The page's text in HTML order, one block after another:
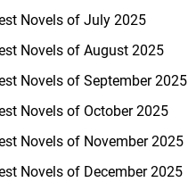
Novels of July 2025
Novels of August 2025
Novels of September 2025
Novels of October 2025
Novels of November 2025
Novels of December 2025